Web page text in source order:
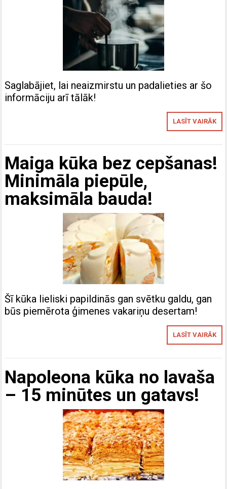
Saglabājiet, lai neaizmirstu un padalieties ar šo
informāciju arī tālāk!
LASĪT VAIRĀK
Maiga kūka bez cepšanas!
Minimāla piepūle,
maksimāla bauda!
Šī kūka lieliski papildinās gan svētku galdu, gan
būs piemērota ģimenes vakariņu desertam!
LASĪT VAIRĀK
Napoleona kūka no lavaša
– 15 minūtes un gatavs!